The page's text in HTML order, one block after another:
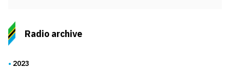
Radio archive
2023